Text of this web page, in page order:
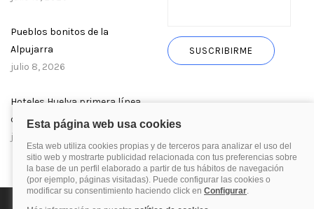
Pueblos bonitos de la
Alpujarra
julio 8, 2026
Hoteles Huelva primera línea
de playa
julio 1, 2026